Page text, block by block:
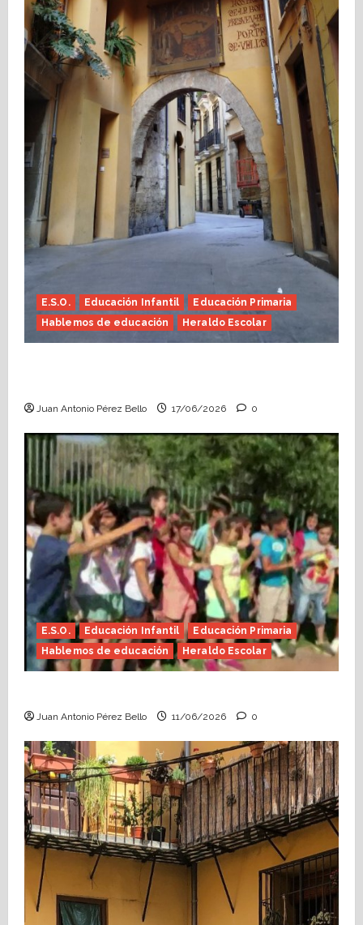
E.S.O. Educación Infantil
Educación Primaria
Hablemos de educación
Heraldo Escolar
Juan Antonio Pérez Bello 17/06/2026 0
E.S.O. Educación Infantil
Educación Primaria
Hablemos de educación
Heraldo Escolar
Juan Antonio Pérez Bello 11/06/2026 0